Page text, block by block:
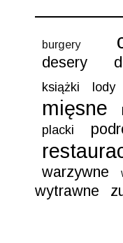
burgery
desery
książki lody
mięsne
placki
warzywne
wytrawne